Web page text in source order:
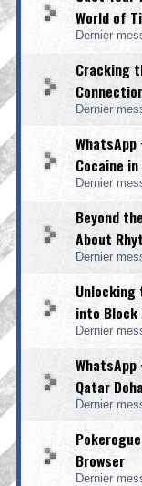
World of
Dernier
Cracking
Dernier
WhatsApp
Cocaine
Dernier
Beyond
About
Dernier
Unlocking
into Block
Dernier
WhatsApp
Qatar
Dernier
Browser
Dernier